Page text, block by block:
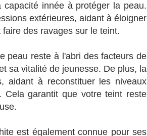
innée à protéger la peau.
extérieures, aidant à éloigner
des ravages sur le teint.
peau reste à l'abri des facteurs de
sa vitalité de jeunesse. De plus, la
aidant à reconstituer les niveaux
garantit que votre teint reste
est également connue pour ses